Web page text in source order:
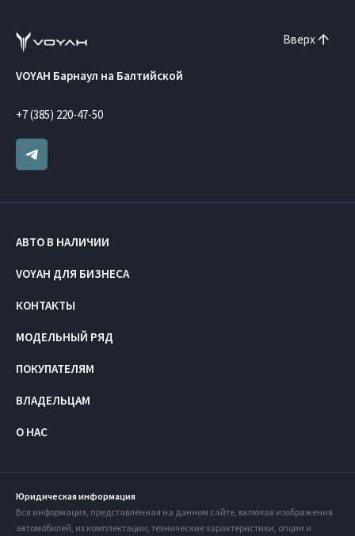
Вверх
VOYAH Барнаул на Балтийской
+7 (385) 220-47-50
АВТО В НАЛИЧИИ
VOYAH ДЛЯ БИЗНЕСА
КОНТАКТЫ
МОДЕЛЬНЫЙ РЯД
ПОКУПАТЕЛЯМ
ВЛАДЕЛЬЦАМ
О НАС
Юридическая информация
Вся информация, представленная на данном сайте, включая изображения
автомобилей, их комплектации, технические характеристики, опции и